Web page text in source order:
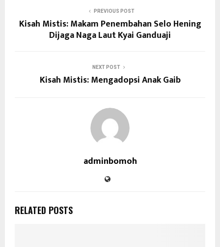
PREVIOUS POST
Kisah Mistis: Makam Penembahan Selo Hening
Dijaga Naga Laut Kyai Ganduaji
NEXT POST
Kisah Mistis: Mengadopsi Anak Gaib
adminbomoh
RELATED POSTS